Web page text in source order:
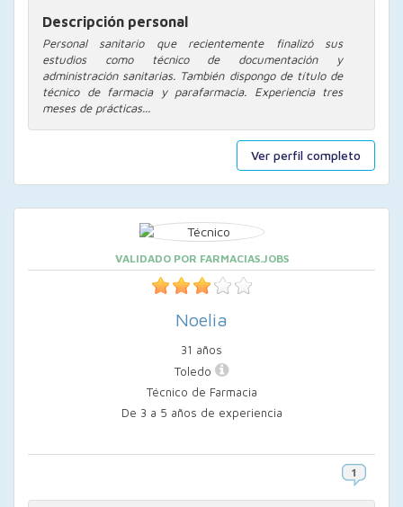
Ver perfil completo
Descripción personal
Personal sanitario que recientemente finalizó sus
estudios como técnico de documentación y
administración sanitarias. También dispongo de título de
técnico de farmacia y parafarmacia. Experiencia tres
meses de prácticas...
VALIDADO POR FARMACIAS.JOBS
Noelia
31 años
Toledo
Técnico de Farmacia
De 3 a 5 años de experiencia